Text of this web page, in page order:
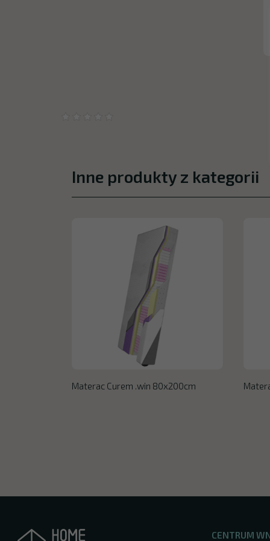
Inne produkty z kategorii
Materac Curem .win 80x200cm
CENTRUM